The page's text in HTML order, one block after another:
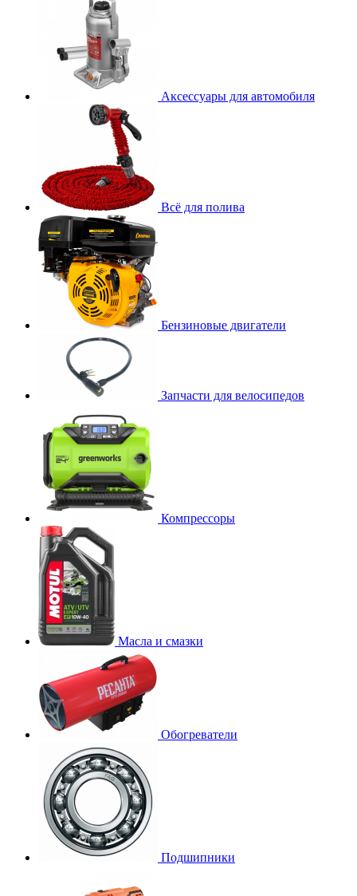
Аксессуары для автомобиля
Всё для полива
Бензиновые двигатели
Запчасти для велосипедов
Компрессоры
Масла и смазки
Обогреватели
Подшипники